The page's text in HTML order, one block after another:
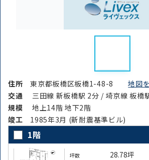
住所東京都板橋区板橋1-48-8地図
交通
三田線 新板橋駅 2分 / 埼京線 板橋
規模
地上14階 地下2階
竣⼯ 1985年3月 (新耐震基準ビル)
1階
坪数 28.78坪